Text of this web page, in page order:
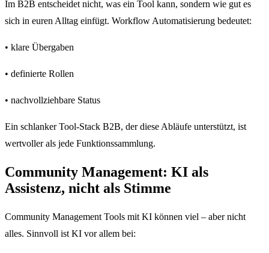
Im B2B entscheidet nicht, was ein Tool kann, sondern wie gut es
sich in euren Alltag einfügt. Workflow Automatisierung bedeutet:
• klare Übergaben
• definierte Rollen
• nachvollziehbare Status
Ein schlanker Tool-Stack B2B, der diese Abläufe unterstützt, ist
wertvoller als jede Funktionssammlung.
Community Management: KI als
Assistenz, nicht als Stimme
Community Management Tools mit KI können viel – aber nicht
alles. Sinnvoll ist KI vor allem bei: